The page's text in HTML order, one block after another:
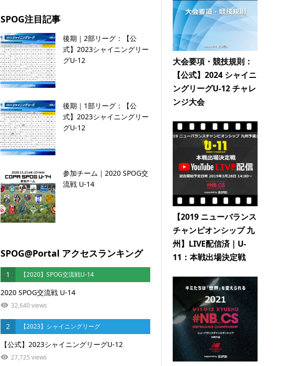
大会要項・競技規則：
【公式】2024 シャイニ
ングリーグU-12 チャレ
ンジ大会
【2019 ニューバランス
チャンピオンシップ 九
州】LIVE配信済｜U-
11：本戦出場決定戦
SPOG注目記事
後期｜2部リーグ：【公
式】2023シャイニングリー
グU-12
後期｜1部リーグ：【公
式】2023シャイニングリー
グU-12
参加チーム｜2020 SPOG交
流戦 U-14
SPOG@Portal アクセスランキング
1 【2020】SPOG交流戦U-14
2020 SPOG交流戦 U-14
32,640 views
2 【2023】シャイニングリーグ
【公式】2023シャイニングリーグU-12
27,725 views